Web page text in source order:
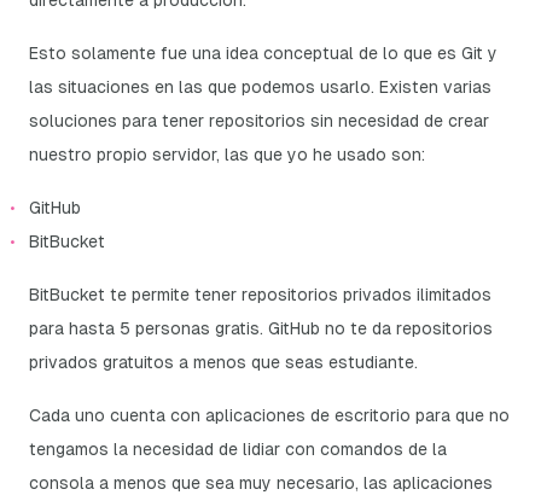
Esto solamente fue una idea conceptual de lo que es Git y
las situaciones en las que podemos usarlo. Existen varias
soluciones para tener repositorios sin necesidad de crear
nuestro propio servidor, las que yo he usado son:
GitHub
BitBucket
BitBucket te permite tener repositorios privados ilimitados
para hasta 5 personas gratis. GitHub no te da repositorios
privados gratuitos a menos que seas estudiante.
Cada uno cuenta con aplicaciones de escritorio para que no
tengamos la necesidad de lidiar con comandos de la
consola a menos que sea muy necesario, las aplicaciones